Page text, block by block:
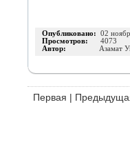
Опубликовано: 02
Просмотров: 4073
Автор: Азамат
Первая |